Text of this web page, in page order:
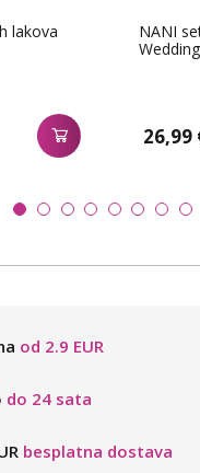
lakova
NANI
Wedding
26,99
od 2.9 EUR
do 24 sata
besplatna dostava